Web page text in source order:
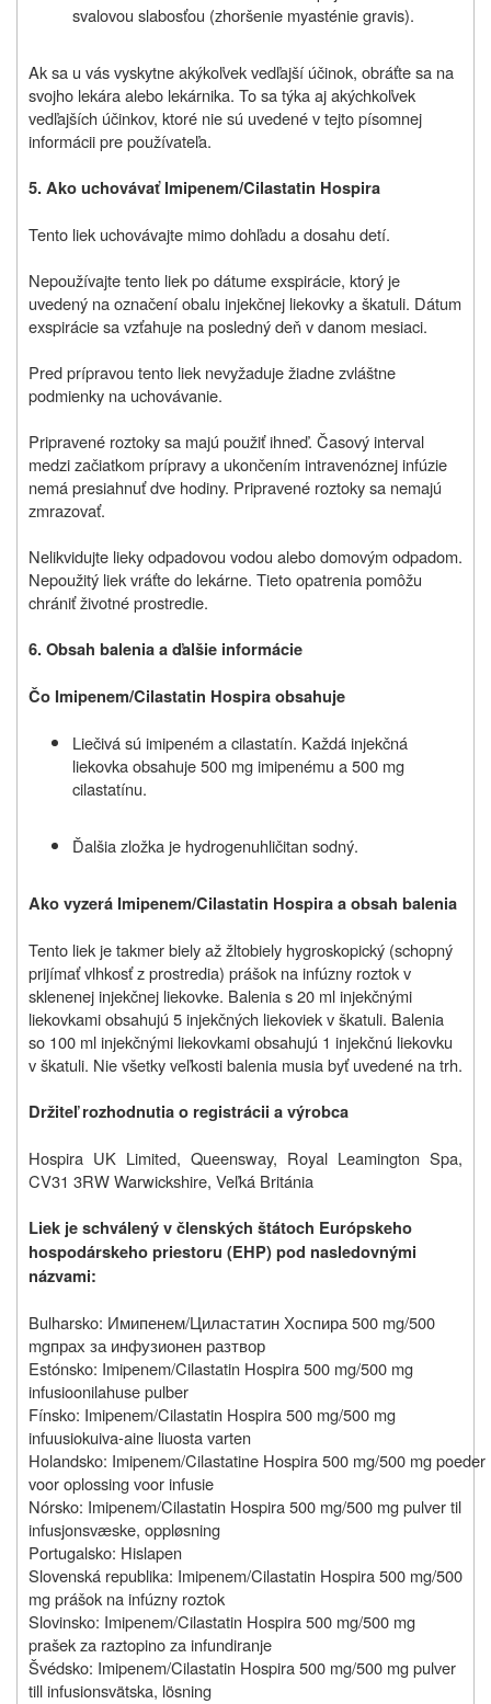
svalovou slabosťou (zhoršenie myasténie gravis).
Ak sa u vás vyskytne akýkoľvek vedľajší účinok, obráťte sa na
svojho lekára alebo lekárnika. To sa týka aj akýchkoľvek
vedľajších účinkov, ktoré nie sú uvedené v tejto písomnej
informácii pre používateľa.
5. Ako uchovávať Imipenem/Cilastatin Hospira
Tento liek uchovávajte mimo dohľadu a dosahu detí.
Nepoužívajte tento liek po dátume exspirácie, ktorý je
uvedený na označení obalu injekčnej liekovky a škatuli. Dátum
exspirácie sa vzťahuje na posledný deň v danom mesiaci.
Pred prípravou tento liek nevyžaduje žiadne zvláštne
podmienky na uchovávanie.
Pripravené roztoky sa majú použiť ihneď. Časový interval
medzi začiatkom prípravy a ukončením intravenóznej infúzie
nemá presiahnuť dve hodiny. Pripravené roztoky sa nemajú
zmrazovať.
Nelikvidujte lieky odpadovou vodou alebo domovým odpadom.
Nepoužitý liek vráťte do lekárne. Tieto opatrenia pomôžu
chrániť životné prostredie.
6. Obsah balenia a ďalšie informácie
Čo Imipenem/Cilastatin Hospira obsahuje
Liečivá sú imipeném a cilastatín. Každá injekčná
liekovka obsahuje 500 mg imipenému a 500 mg
cilastatínu.
Ďalšia zložka je hydrogenuhličitan sodný.
Ako vyzerá Imipenem/Cilastatin Hospira a obsah balenia
Tento liek je takmer biely až žltobiely hygroskopický (schopný
prijímať vlhkosť z prostredia) prášok na infúzny roztok v
sklenenej injekčnej liekovke. Balenia s 20 ml injekčnými
liekovkami obsahujú 5 injekčných liekoviek v škatuli. Balenia
so 100 ml injekčnými liekovkami obsahujú 1 injekčnú liekovku
v škatuli. Nie všetky veľkosti balenia musia byť uvedené na trh.
Držiteľ rozhodnutia o registrácii a výrobca
Hospira UK Limited, Queensway, Royal Leamington Spa,
CV31 3RW Warwickshire, Veľká Británia
Liek je schválený v členských štátoch Európskeho
hospodárskeho priestoru (EHP) pod nasledovnými
názvami:
Bulharsko: Имипенем/Циластатин Хоспира 500 mg/500
mgпрах за инфузионен разтвор
Estónsko: Imipenem/Cilastatin Hospira 500 mg/500 mg
infusioonilahuse pulber
Fínsko: Imipenem/Cilastatin Hospira 500 mg/500 mg
infuusiokuiva-aine liuosta varten
Holandsko: Imipenem/Cilastatine Hospira 500 mg/500 mg poeder
voor oplossing voor infusie
Nórsko: Imipenem/Cilastatin Hospira 500 mg/500 mg pulver til
infusjonsvæske, oppløsning
Portugalsko: Hislapen
Slovenská republika: Imipenem/Cilastatin Hospira 500 mg/500
mgprášok na infúzny roztok
Slovinsko: Imipenem/Cilastatin Hospira 500 mg/500 mg
prašek za raztopino za infundiranje
Švédsko: Imipenem/Cilastatin Hospira 500 mg/500 mg pulver
till infusionsvätska, lösning